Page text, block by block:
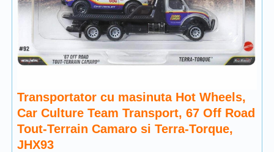
Transportator cu masinuta Hot Wheels,
Car Culture Team Transport, 67 Off Road
Tout-Terrain Camaro si Terra-Torque,
JHX93